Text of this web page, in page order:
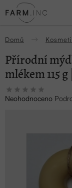
na
Domů
Přírodní
mlékem 115
Průměrné
hodnocení
Neohodnoceno